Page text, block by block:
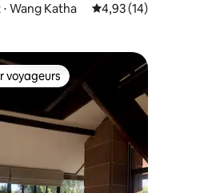
Wang Katha Évaluation moyenne
4,93 (14)
voyageurs
voyageurs